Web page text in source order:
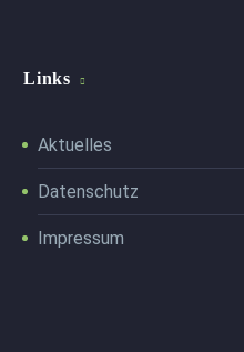
Links
Aktuelles
Datenschutz
Impressum